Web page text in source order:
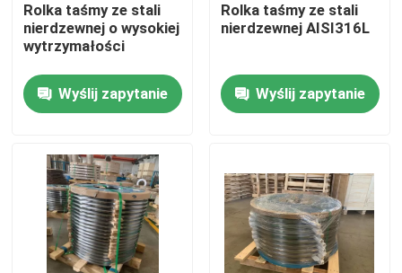
Dom
Produkty
O nas
Wycieczka po fabryce
Rolka taśmy ze stali
nierdzewnej o wysokiej
wytrzymałości
Wyślij zapytanie
Rolka taśmy ze stali
nierdzewnej AISI316L
Wyślij zapytanie